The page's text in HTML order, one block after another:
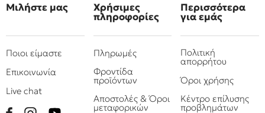
Μιλήστε μας
Ποιοι είμαστε
Επικοινωνία
Live chat
Χρήσιμες
πληροφορίες
Πληρωμές
Φροντίδα
προϊόντων
Αποστολές & Όροι
μεταφορικών
Περισσότερα
για εμάς
Πολιτική
απορρήτου
Όροι χρήσης
Κέντρο επίλυσης
προβλημάτων